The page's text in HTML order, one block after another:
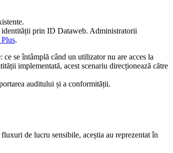
prin ID Dataweb. Administratorii
.
se întâmplă când un utilizator nu are acces la
implementată, acest scenariu direcționează către
auditului și a conformității.
de lucru sensibile, aceștia au reprezentat în